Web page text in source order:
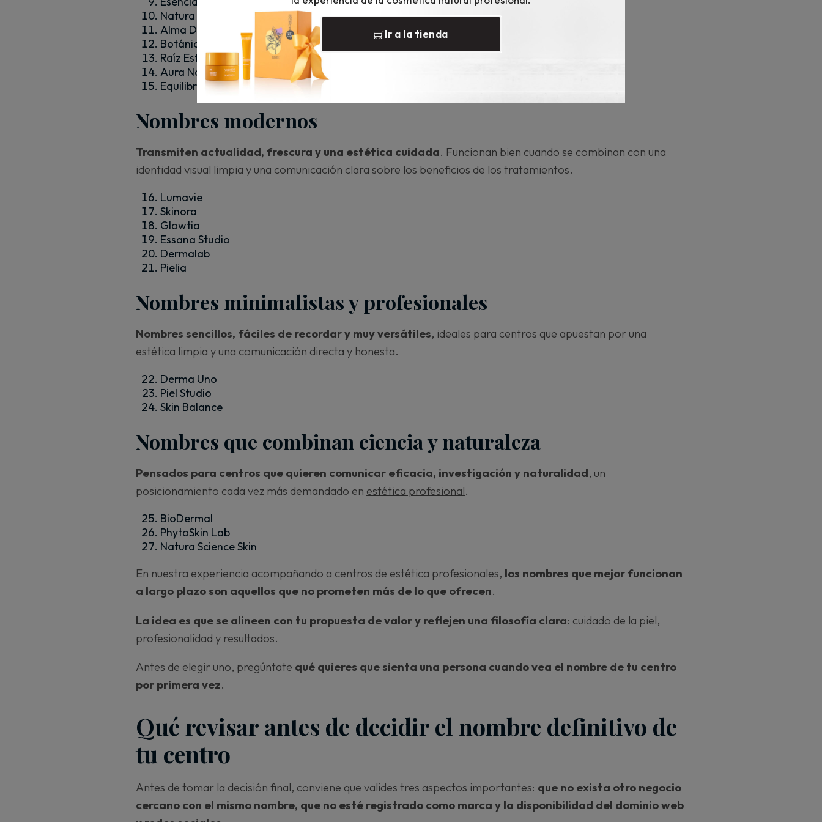
Natura Balance
Alma Dermal
Botánica Studio
Raíz Estética
Aura Natural
Equilibrio Piel
Nombres modernos
Transmiten actualidad, frescura y una estética cuidada. Funcionan bien cuando se combinan con una
identidad visual limpia y una comunicación clara sobre los beneficios de los tratamientos.
Lumavie
Skinora
Glowtia
Essana Studio
Dermalab
Pielia
Nombres minimalistas y profesionales
Nombres sencillos, fáciles de recordar y muy versátiles, ideales para centros que apuestan por una
estética limpia y una comunicación directa y honesta.
Derma Uno
Piel Studio
Skin Balance
Nombres que combinan ciencia y naturaleza
Pensados para centros que quieren comunicar eficacia, investigación y naturalidad, un
posicionamiento cada vez más demandado en estética profesional.
BioDermal
PhytoSkin Lab
Natura Science Skin
En nuestra experiencia acompañando a centros de estética profesionales, los nombres que mejor funcionan
a largo plazo son aquellos que no prometen más de lo que ofrecen.
La idea es que se alineen con tu propuesta de valor y reflejen una filosofía clara: cuidado de la piel,
profesionalidad y resultados.
Antes de elegir uno, pregúntate qué quieres que sienta una persona cuando vea el nombre de tu centro
por primera vez.
Qué revisar antes de decidir el nombre definitivo de
tu centro
Antes de tomar la decisión final, conviene que valides tres aspectos importantes: que no exista otro negocio
cercano con el mismo nombre, que no esté registrado como marca y la disponibilidad del dominio web
Ir a la tienda